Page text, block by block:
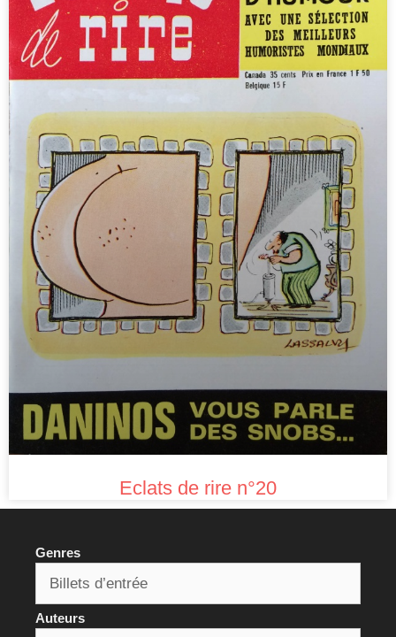
Eclats de rire n°20
Genres
Auteurs